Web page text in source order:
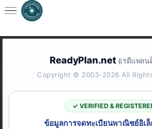
ReadyPlan.net (เรดีแพลน
Copyright © 2003-2026 All
✓ VERIFIED &
ข้อมูลการจดทะเบียนพาณิชย์อิเ